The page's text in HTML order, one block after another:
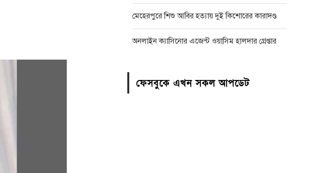
মেহেরপুরে শিশু আবির হত্যায় দুই কিশোরের কারাদণ্ড
অনলাইন ক্যাসিনোর এজেন্ট ওয়াসিম হালদার গ্রেপ্তার
ফেসবুকে এখন সকল আপডেট